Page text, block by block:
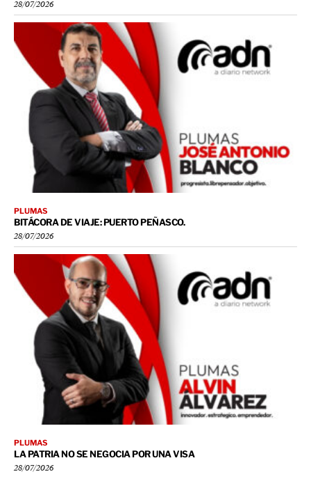
28/07/2026
PLUMAS
BITÁCORA DE VIAJE: PUERTO PEÑASCO.
28/07/2026
PLUMAS
LA PATRIA NO SE NEGOCIA POR UNA VISA
28/07/2026